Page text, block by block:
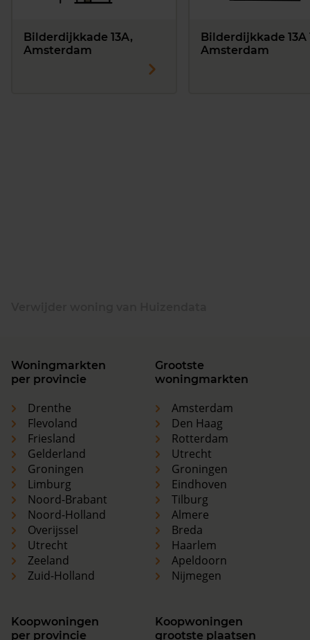
Bilderdijkkade 13A,
Amsterdam
Bilderdijkkade 13A
Amsterdam
Woningmarkten
per provincie
Drenthe
Flevoland
Friesland
Gelderland
Groningen
Limburg
Noord-Brabant
Noord-Holland
Overijssel
Utrecht
Zeeland
Zuid-Holland
Grootste
woningmarkten
Amsterdam
Den Haag
Rotterdam
Utrecht
Groningen
Eindhoven
Tilburg
Almere
Breda
Haarlem
Apeldoorn
Nijmegen
Koopwoningen
per provincie
Koopwoningen
grootste plaatsen